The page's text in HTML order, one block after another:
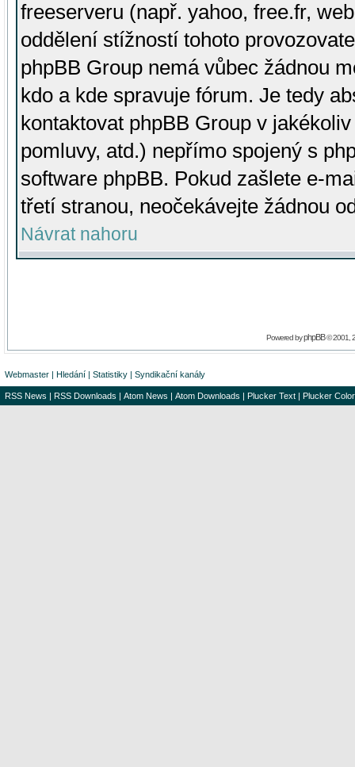
freeserveru (např. yahoo, free.fr,
oddělení stížností tohoto
phpBB Group nemá vůbec žádnou
kdo a kde spravuje fórum. Je tedy
kontaktovat phpBB Group v
pomluvy, atd.) nepřímo spojený s
software phpBB. Pokud zašlete e-
třetí stranou, neočekávejte žádnou
Návrat nahoru
Powered byphpBB© 2001,
Webmaster | Hledání | Statistiky | Syndikační kanály
RSS News | RSS Downloads | Atom News | Atom Downloads | Plucker Text | Plucker Color